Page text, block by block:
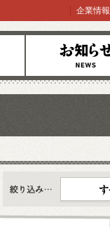
お知らせ
企業情報
すべて